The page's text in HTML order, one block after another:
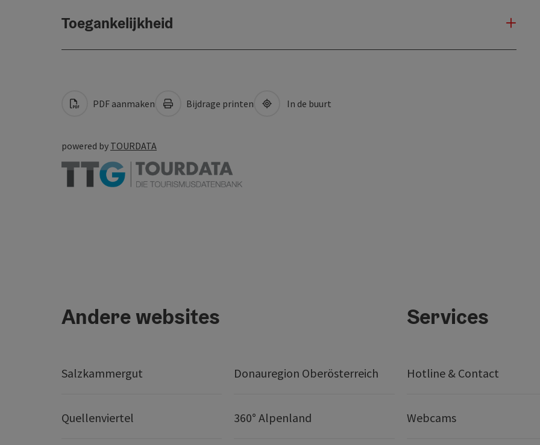
Toegankelijkheid
PDF aanmaken Bijdrage printen In de buurt
powered by TOURDATA
Andere websites
Salzkammergut Donauregion Oberösterreich
Quellenviertel 360° Alpenland
Services
Hotline & Contact
Webcams